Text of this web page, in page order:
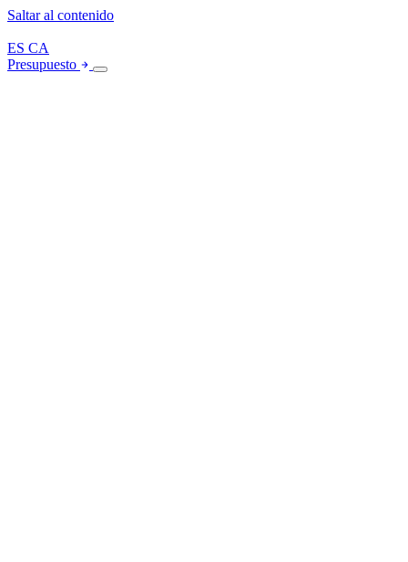
Saltar al contenido
ES CA
Presupuesto